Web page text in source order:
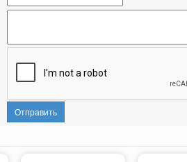
Отправить